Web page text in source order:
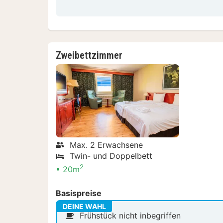
Zweibettzimmer
Max. 2 Erwachsene
Twin- und Doppelbett
20m2
Basispreise
DEINE WAHL
Frühstück nicht inbegriffen